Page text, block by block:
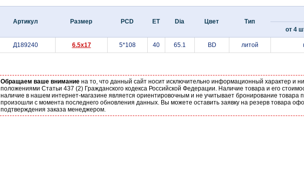
Артикул Размер PCD ET Dia Цвет Тип
от 4
Д189240 6.5x17 5*108 40 65.1 BD литой
Обращаем ваше внимание на то, что данный сайт носит исключительно информационный характер и
положениями Статьи 437 (2) Гражданского кодекса Российской Федерации. Наличие товара и его
наличие в нашем интернет-магазине является ориентировочным и не учитывает бронирование товара
произошли с момента последнего обновления данных. Вы можете оставить заявку на резерв товара
подтверждения заказа менеджером.